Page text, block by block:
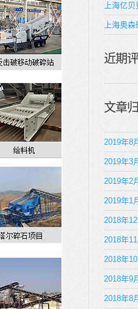
上海亿
上海奥
近期
文章
2019年8
2019年3
2019年2
2019年1
2018年
2018年
2018年
2018年9
2018年8